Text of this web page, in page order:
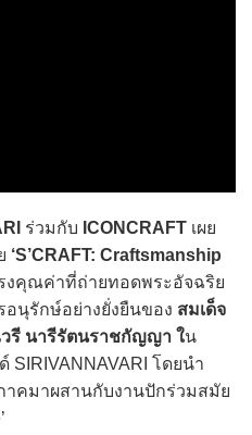
ร่วมกับ ICONCRAFT เผย
‘S’CRAFT: Craftsmanship
งคุณค่าที่ถ่ายทอดพระอัจฉริย
นุรักษ์อย่างยั่งยืนของ สมเด็จ
รี นารีรัตนราชกัญญา ใน
SIRIVANNAVARI โดยนำ
คมาผสานกับงานปักร่วมสมัย